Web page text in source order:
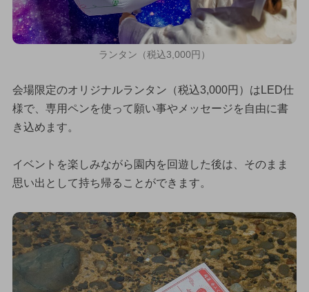
ランタン（税込3,000円）
会場限定のオリジナルランタン（税込3,000円）はLED仕
様で、専用ペンを使って願い事やメッセージを自由に書
き込めます。
イベントを楽しみながら園内を回遊した後は、そのまま
思い出として持ち帰ることができます。